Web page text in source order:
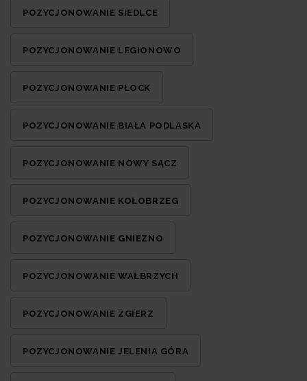
POZYCJONOWANIE SIEDLCE
POZYCJONOWANIE LEGIONOWO
POZYCJONOWANIE PŁOCK
POZYCJONOWANIE BIAŁA PODLASKA
POZYCJONOWANIE NOWY SĄCZ
POZYCJONOWANIE KOŁOBRZEG
POZYCJONOWANIE GNIEZNO
POZYCJONOWANIE WAŁBRZYCH
POZYCJONOWANIE ZGIERZ
POZYCJONOWANIE JELENIA GÓRA